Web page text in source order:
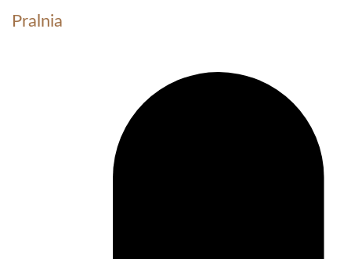
Pralnia